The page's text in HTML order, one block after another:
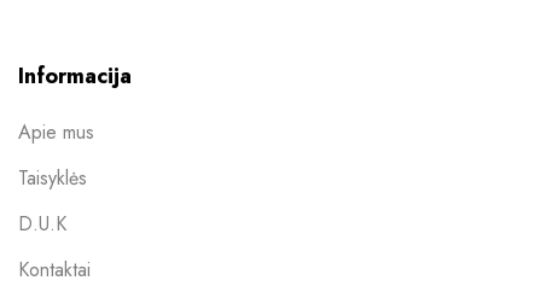
Informacija
Apie mus
Taisyklės
D.U.K
Kontaktai